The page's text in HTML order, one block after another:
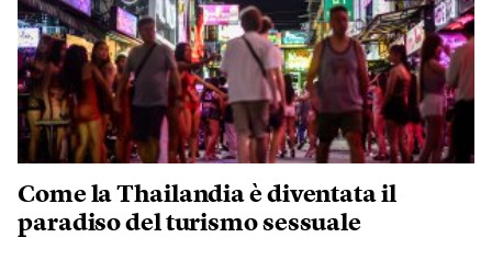
Come la Thailandia è diventata il
paradiso del turismo sessuale